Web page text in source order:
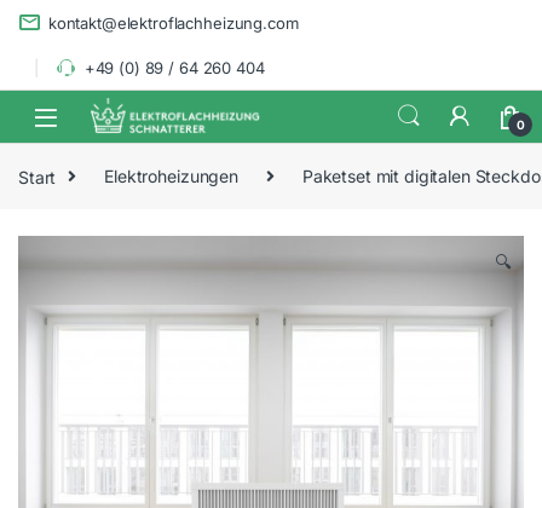
Skip to navigation
Skip to content
kontakt@elektroflachheizung.com
+49 (0) 89 / 64 260 404
0
Start Elektroheizungen Paketset mit digitalen
🔍